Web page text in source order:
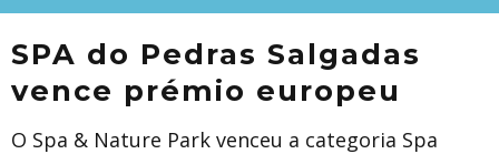
SPA do Pedras Salgadas
vence prémio europeu
O Spa & Nature Park venceu a categoria Spa